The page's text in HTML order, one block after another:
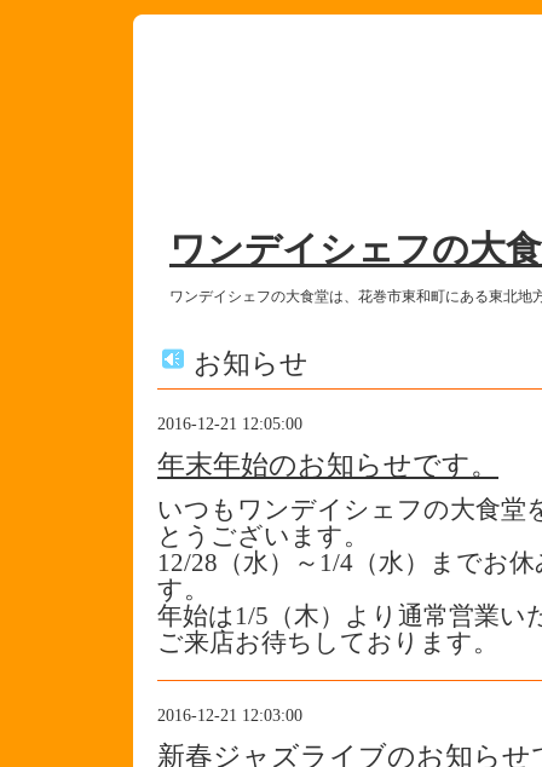
ワンデイシェフの大
ワンデイシェフの大食堂は、花巻市東和町にある東北
お知らせ
2016-12-21 12:05:00
年末年始のお知らせです。
いつもワンデイシェフの大食堂
とうございます。
12/28（水）～1/4（水）までお
す。
年始は1/5（木）より通常営業い
ご来店お待ちしております。
2016-12-21 12:03:00
新春ジャズライブのお知らせ